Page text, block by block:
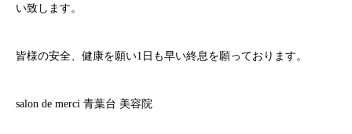
い致します。
皆様の安全、健康を願い1 日も早い終息を願っております。
salon de merci 青葉台 美容院